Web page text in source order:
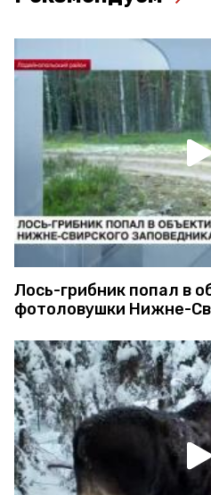
Лось-грибник попал в
фотоловушки Нижне-